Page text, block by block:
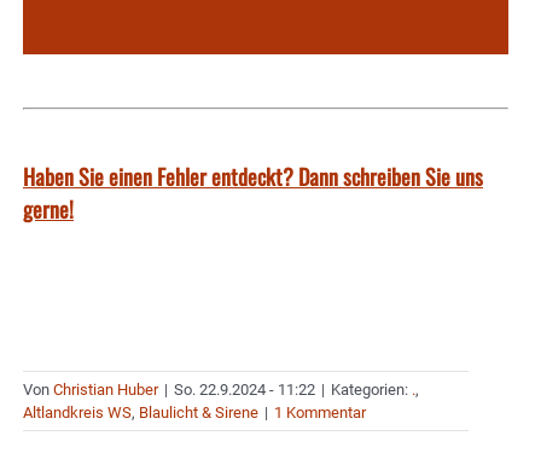
Haben Sie einen Fehler entdeckt? Dann schreiben Sie uns
gerne!
Von Christian Huber | So. 22.9.2024 - 11:22 | Kategorien: .,
Altlandkreis WS, Blaulicht & Sirene | 1 Kommentar